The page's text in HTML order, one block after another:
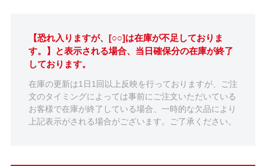
【恐れ入りますが、[○○]は在庫が不足しておりま
す。】と表示される場合、当日確保分の在庫が終了
しております。
在庫の更新は1日1回以上反映を行っておりますが、ご注
文のタイミングによっては事前にご注文いただいている
お客様で在庫が終了している場合、一時的な欠品により
上記表示がされる場合がございます。ご了承ください。